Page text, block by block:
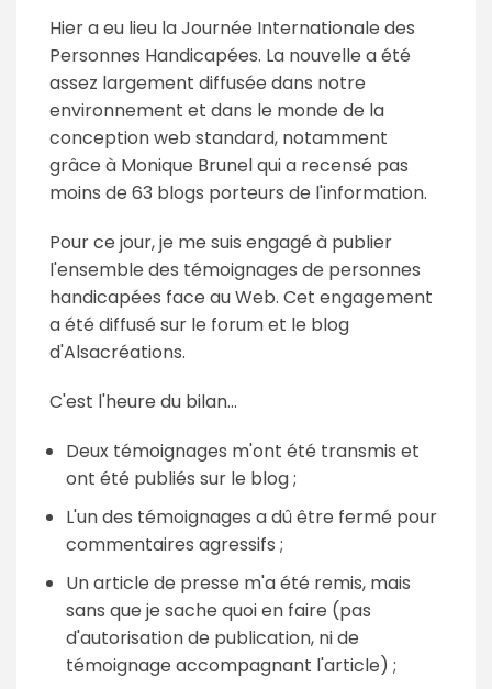
Hier a eu lieu la Journée Internationale des
Personnes Handicapées. La nouvelle a été
assez largement diffusée dans notre
environnement et dans le monde de la
conception web standard, notamment
grâce à Monique Brunel qui a recensé pas
moins de 63 blogs porteurs de l'information.
Pour ce jour, je me suis engagé à publier
l'ensemble des témoignages de personnes
handicapées face au Web. Cet engagement
a été diffusé sur le forum et le blog
d'Alsacréations.
C'est l'heure du bilan...
Deux témoignages m'ont été transmis et
ont été publiés sur le blog ;
L'un des témoignages a dû être fermé pour
commentaires agressifs ;
Un article de presse m'a été remis, mais
sans que je sache quoi en faire (pas
d'autorisation de publication, ni de
témoignage accompagnant l'article) ;